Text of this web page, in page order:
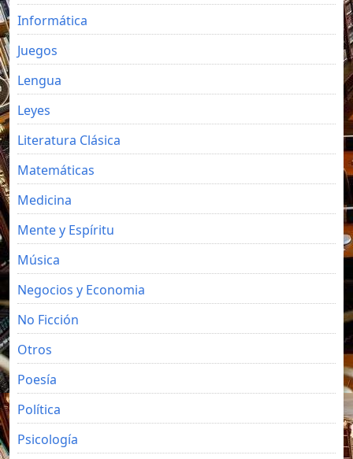
Informática
Juegos
Lengua
Leyes
Literatura Clásica
Matemáticas
Medicina
Mente y Espíritu
Música
Negocios y Economia
No Ficción
Otros
Poesía
Política
Psicología